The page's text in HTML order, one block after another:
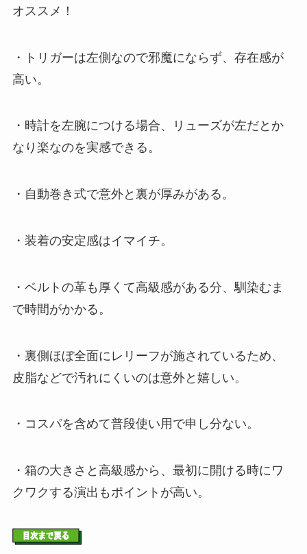
オススメ！
・トリガーは左側なので邪魔にならず、存在感が
高い。
・時計を左腕につける場合、リューズが左だとか
なり楽なのを実感できる。
・自動巻き式で意外と裏が厚みがある。
・装着の安定感はイマイチ。
・ベルトの革も厚くて高級感がある分、馴染むま
で時間がかかる。
・裏側ほぼ全面にレリーフが施されているため、
皮脂などで汚れにくいのは意外と嬉しい。
・コスパを含めて普段使い用で申し分ない。
・箱の大きさと高級感から、最初に開ける時にワ
クワクする演出もポイントが高い。